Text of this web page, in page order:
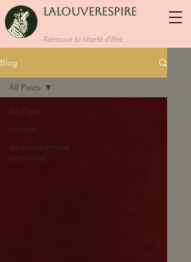
LaLouverespire
Retrouve ta liberté d'être
Blog
All Posts
cinéma
développement
personnel
All Posts